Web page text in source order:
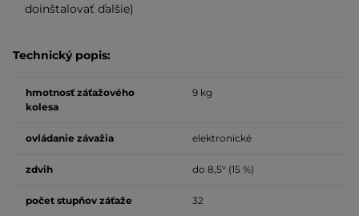
doinštalovať ďalšie)
Technický popis:
hmotnosť záťažového
kolesa
9 kg
ovládanie závažia elektronické
zdvih do 8,5° (15 %)
počet stupňov záťaže 32